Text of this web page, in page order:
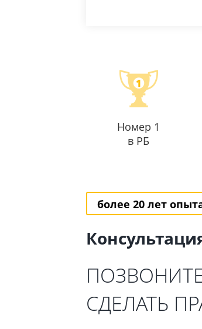
Номер 1
в РБ
более 20 лет
СДЕЛАТЬ